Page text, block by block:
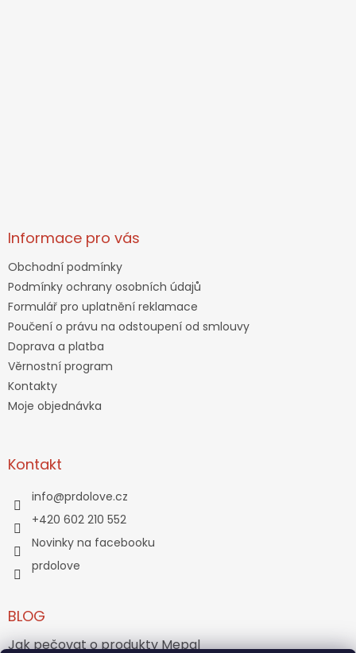
Informace pro vás
Obchodní podmínky
Podmínky ochrany osobních údajů
Formulář pro uplatnění reklamace
Poučení o právu na odstoupení od smlouvy
Doprava a platba
Věrnostní program
Kontakty
Moje objednávka
Kontakt
info@prdolove.cz
+420 602 210 552
Novinky na facebooku
prdolove
BLOG
Jak pečovat o produkty Mepal